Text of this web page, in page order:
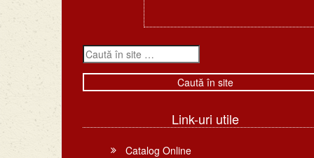
Link-uri utile
Catalog Online